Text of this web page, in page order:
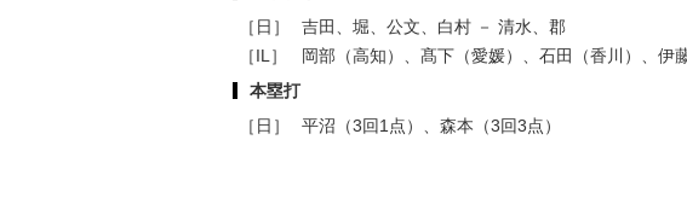
［日］
吉田、堀、公文、白村 － 清水、郡
［IL］
岡部（高知）、髙下（愛媛）、石田（香川）、伊
本塁打
［日］
平沼（3回1点）、森本（3回3点）